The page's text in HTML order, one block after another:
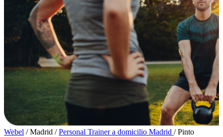
Webel / Madrid / Personal Trainer a domicilio Madrid / Pinto